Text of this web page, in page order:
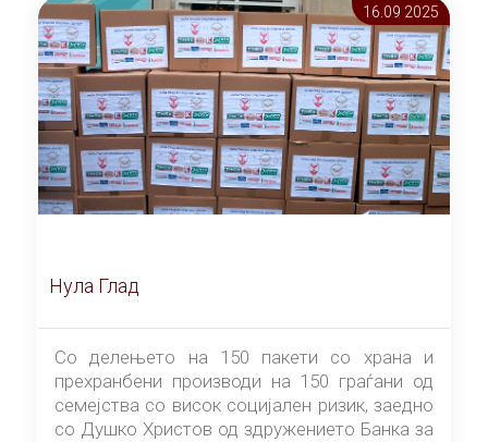
16.09 2025
Нула Глад
Со делењето на 150 пакети со храна и
прехранбени производи на 150 граѓани од
семејства со висок социјален ризик, заедно
со Душко Христов од здружението Банка за